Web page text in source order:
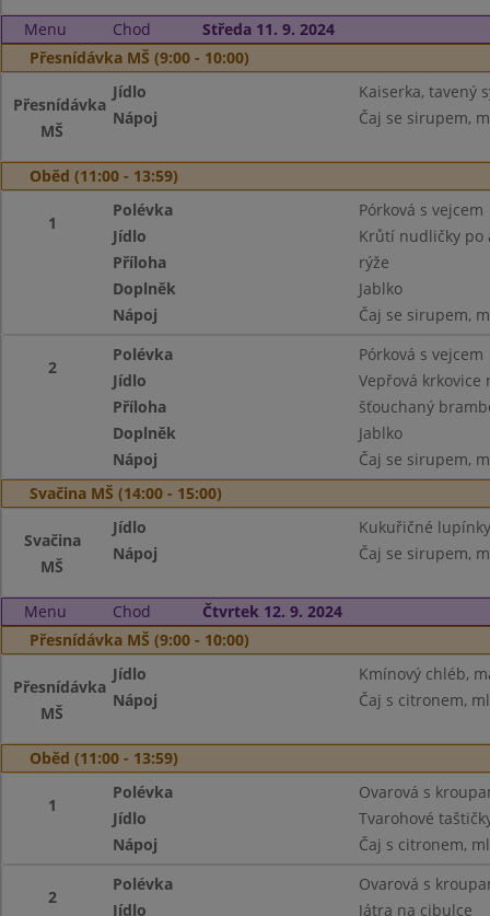
Menu Chod
Středa 11. 9. 2024
Přesnídávka MŠ (9:00 - 10:00)
Přesnídávka
MŠ
Jídlo
Kaiserka, tavený
Nápoj
Čaj se sirupem,
Oběd (11:00 - 13:59)
1
Polévka
Pórková s vejcem
Jídlo
Krůtí nudličky po
Příloha
rýže
Doplněk
Jablko
Nápoj
Čaj se sirupem,
2
Polévka
Pórková s vejcem
Jídlo
Vepřová krkovice
Příloha
šťouchaný
Doplněk
Jablko
Nápoj
Čaj se sirupem,
Svačina MŠ (14:00 - 15:00)
Svačina
MŠ
Jídlo
Kukuřičné
Nápoj
Čaj se sirupem,
Menu Chod
Čtvrtek 12. 9. 2024
Přesnídávka MŠ (9:00 - 10:00)
Přesnídávka
MŠ
Jídlo
Kmínový chléb,
Nápoj
Čaj s citronem,
Oběd (11:00 - 13:59)
1
Polévka
Ovarová s
Jídlo
Tvarohové
Nápoj
Čaj s citronem,
2
Polévka
Ovarová s
Jídlo
Játra na cibulce